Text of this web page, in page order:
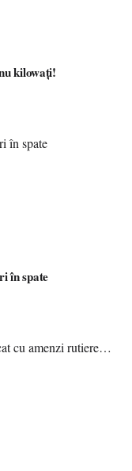
kilowați!
o duc singuri în spate